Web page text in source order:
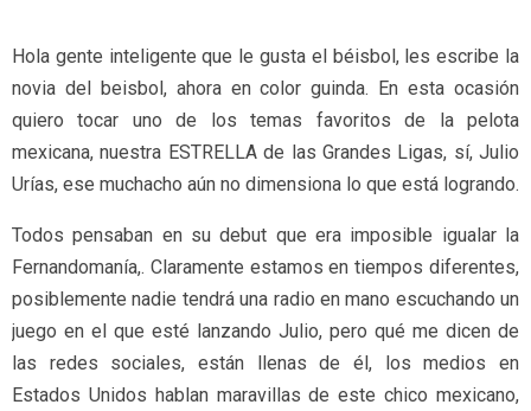
Hola gente inteligente que le gusta el béisbol, les escribe la
novia del beisbol, ahora en color guinda. En esta ocasión
quiero tocar uno de los temas favoritos de la pelota
mexicana, nuestra ESTRELLA de las Grandes Ligas, sí, Julio
Urías, ese muchacho aún no dimensiona lo que está logrando.
Todos pensaban en su debut que era imposible igualar la
Fernandomanía,. Claramente estamos en tiempos diferentes,
posiblemente nadie tendrá una radio en mano escuchando un
juego en el que esté lanzando Julio, pero qué me dicen de
las redes sociales, están llenas de él, los medios en
Estados Unidos hablan maravillas de este chico mexicano,